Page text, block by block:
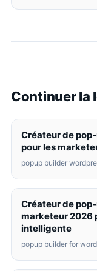
Continuer la
Créateur de
pour les
popup builder
Créateur de
marketeur 2026
intelligente
popup builder for